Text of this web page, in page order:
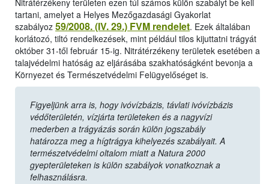
Nitrátérzékeny területen ezen túl számos külön szabályt be kell
tartani, amelyet a Helyes Mezőgazdasági Gyakorlat
szabályoz 59/2008. (IV. 29.) FVM rendelet. Ezek általában
korlátozó, tiltó rendelkezések, mint például tilos kijuttatni trágyát
október 31-től február 15-ig. Nitrátérzékeny területek esetében a
talajvédelmi hatóság az eljárásába szakhatóságként bevonja a
Környezet és Természetvédelmi Felügyelőséget is.
Figyeljünk arra is, hogy ivóvízbázis, távlati ivóvízbázis
védőterületén, vízjárta területeken és a nagyvízi
mederben a trágyázás során külön jogszabály
határozza meg a hígtrágya kihelyezés szabályait. A
természetvédelmi oltalom miatt a Natura 2000
gyepterületeken is külön szabályok vonatkoznak a
felhasználásra.